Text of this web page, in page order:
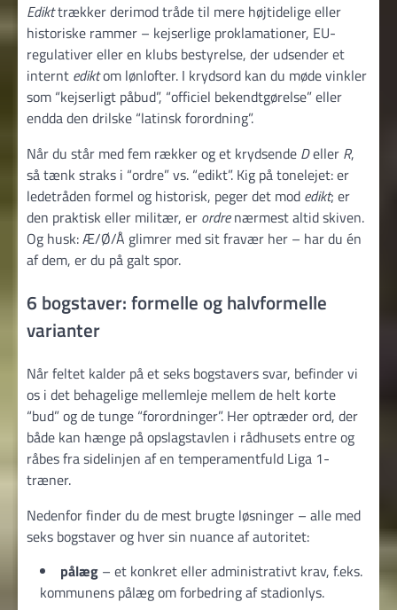
Edikttrækker derimod tråde til mere højtidelige eller
historiske rammer – kejserlige proklamationer, EU-
regulativer eller en klubs bestyrelse, der udsender et
internt ediktom lønlofter. I krydsord kan du møde vinkler
som “kejserligt påbud”, “officiel bekendtgørelse” eller
endda den drilske “latinsk forordning”.
Når du står med fem rækker og et krydsende Deller R,
så tænk straks i “ordre” vs. “edikt”. Kig på tonelejet: er
lede­tråden formel og historisk, peger det mod edikt; er
den praktisk eller militær, er ordrenærmest altid skiven.
Og husk: Æ/Ø/Å glimrer med sit fravær her – har du én
af dem, er du på galt spor.
6 bogstaver: formelle og halvformelle
varianter
Når feltet kalder på et seks bogstavers svar, befinder vi
os i det behagelige mellemleje mellem de helt korte
“bud” og de tunge “forordninger”. Her optræder ord, der
både kan hænge på opslagstavlen i rådhusets entre og
råbes fra sidelinjen af en temperamentfuld Liga 1-
træner.
Nedenfor finder du de mest brugte løsninger – alle med
seks bogstaver og hver sin nuance af autoritet:
pålæg – et konkret eller administrativt krav, f.eks.
kommunens pålæg om forbedring af stadionlys.